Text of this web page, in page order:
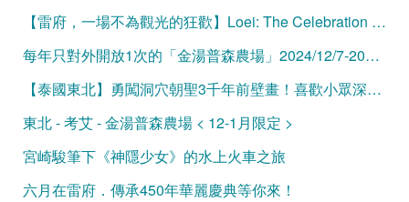
【雷府，一場不為觀光的狂歡】Loei: The Celebration Unspoiled by Tourism
每年只對外開放1次的「金湯普森農場」2024/12/7-2025/1/1冬季限定！
【泰國東北】勇闖洞穴朝聖3千年前壁畫！喜歡小眾深度遊的首選！
東北 - 考艾 - 金湯普森農場 < 12-1月限定 >
宮崎駿筆下《神隱少女》的水上火車之旅
六月在雷府．傳承450年華麗慶典等你來！